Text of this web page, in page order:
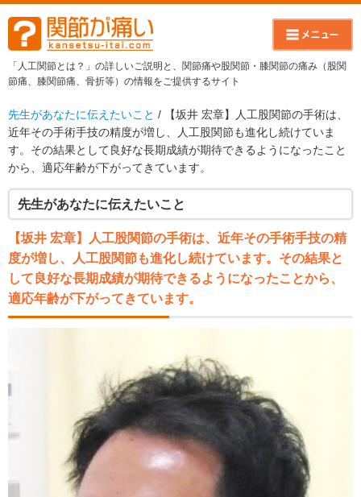
「人工関節とは？」の詳しいご説明と、関節痛や股関節・膝関節の痛み（股関
節痛、膝関節痛、骨折等）の情報をご提供するサイト
先生があなたに伝えたいこと / 【坂井 宏章】人工股関節の手術は、
近年その手術手技の精度が増し、人工股関節も進化し続けていま
す。その結果として良好な長期成績が期待できるようになったこと
から、適応年齢が下がってきています。
先生があなたに伝えたいこと
【坂井 宏章】人工股関節の手術は、近年その手術手技の精
度が増し、人工股関節も進化し続けています。その結果と
して良好な長期成績が期待できるようになったことから、
適応年齢が下がってきています。